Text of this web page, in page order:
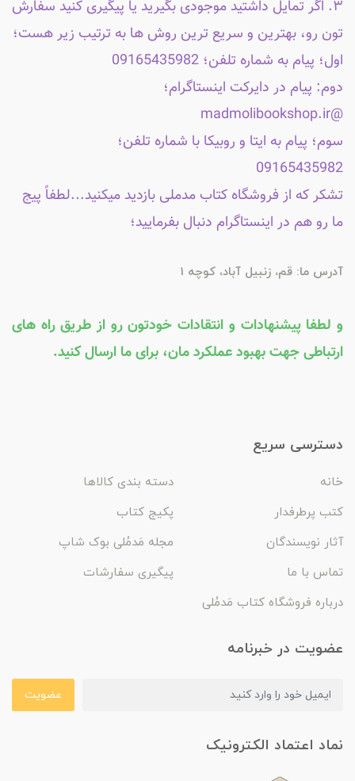
۳. اگر تمایل داشتید موجودی بگیرید یا پیگیری کنید سفارش
تون رو، بهترین و سریع ترین روش ها به ترتیب زیر هست؛
اول؛ پیام به شماره تلفن؛ 09165435982
دوم: پیام در دایرکت اینستاگرام؛
@madmolibookshop.ir
سوم؛ پیام به ایتا و روبیکا با شماره تلفن؛
09165435982
تشکر که از فروشگاه کتاب مدملی بازدید میکنید...لطفاً پیج
ما رو هم در اینستاگرام دنبال بفرمایید؛
آدرس ما: قم، زنبیل آباد، کوچه 1
و لطفا پیشنهادات و انتقادات خودتون رو از طریق راه های
ارتباطی جهت بهبود عملکرد مان، برای ما ارسال کنید.
دسترسی سریع
خانه
دسته بندی کالاها
کتب پرطرفدار
پکیج کتاب
آثار نویسندگان
مجله مَدمُلی بوک شاپ
تماس با ما
پیگیری سفارشات
درباره فروشگاه کتاب مَدمُلی
عضویت در خبرنامه
عضویت
نماد اعتماد الکترونیک